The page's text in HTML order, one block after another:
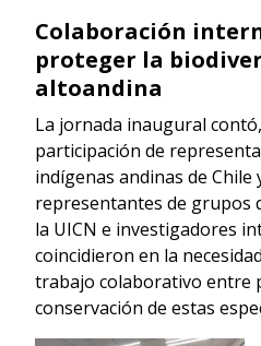
Colaboración
proteger la
altoandina
La jornada inaugural
participación de
indígenas andinas de Chile
representantes de grupos
la UICN e investigadores
coincidieron en la
trabajo colaborativo entre
conservación de estas